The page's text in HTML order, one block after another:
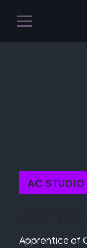
AC STUDIO
Apprentice of